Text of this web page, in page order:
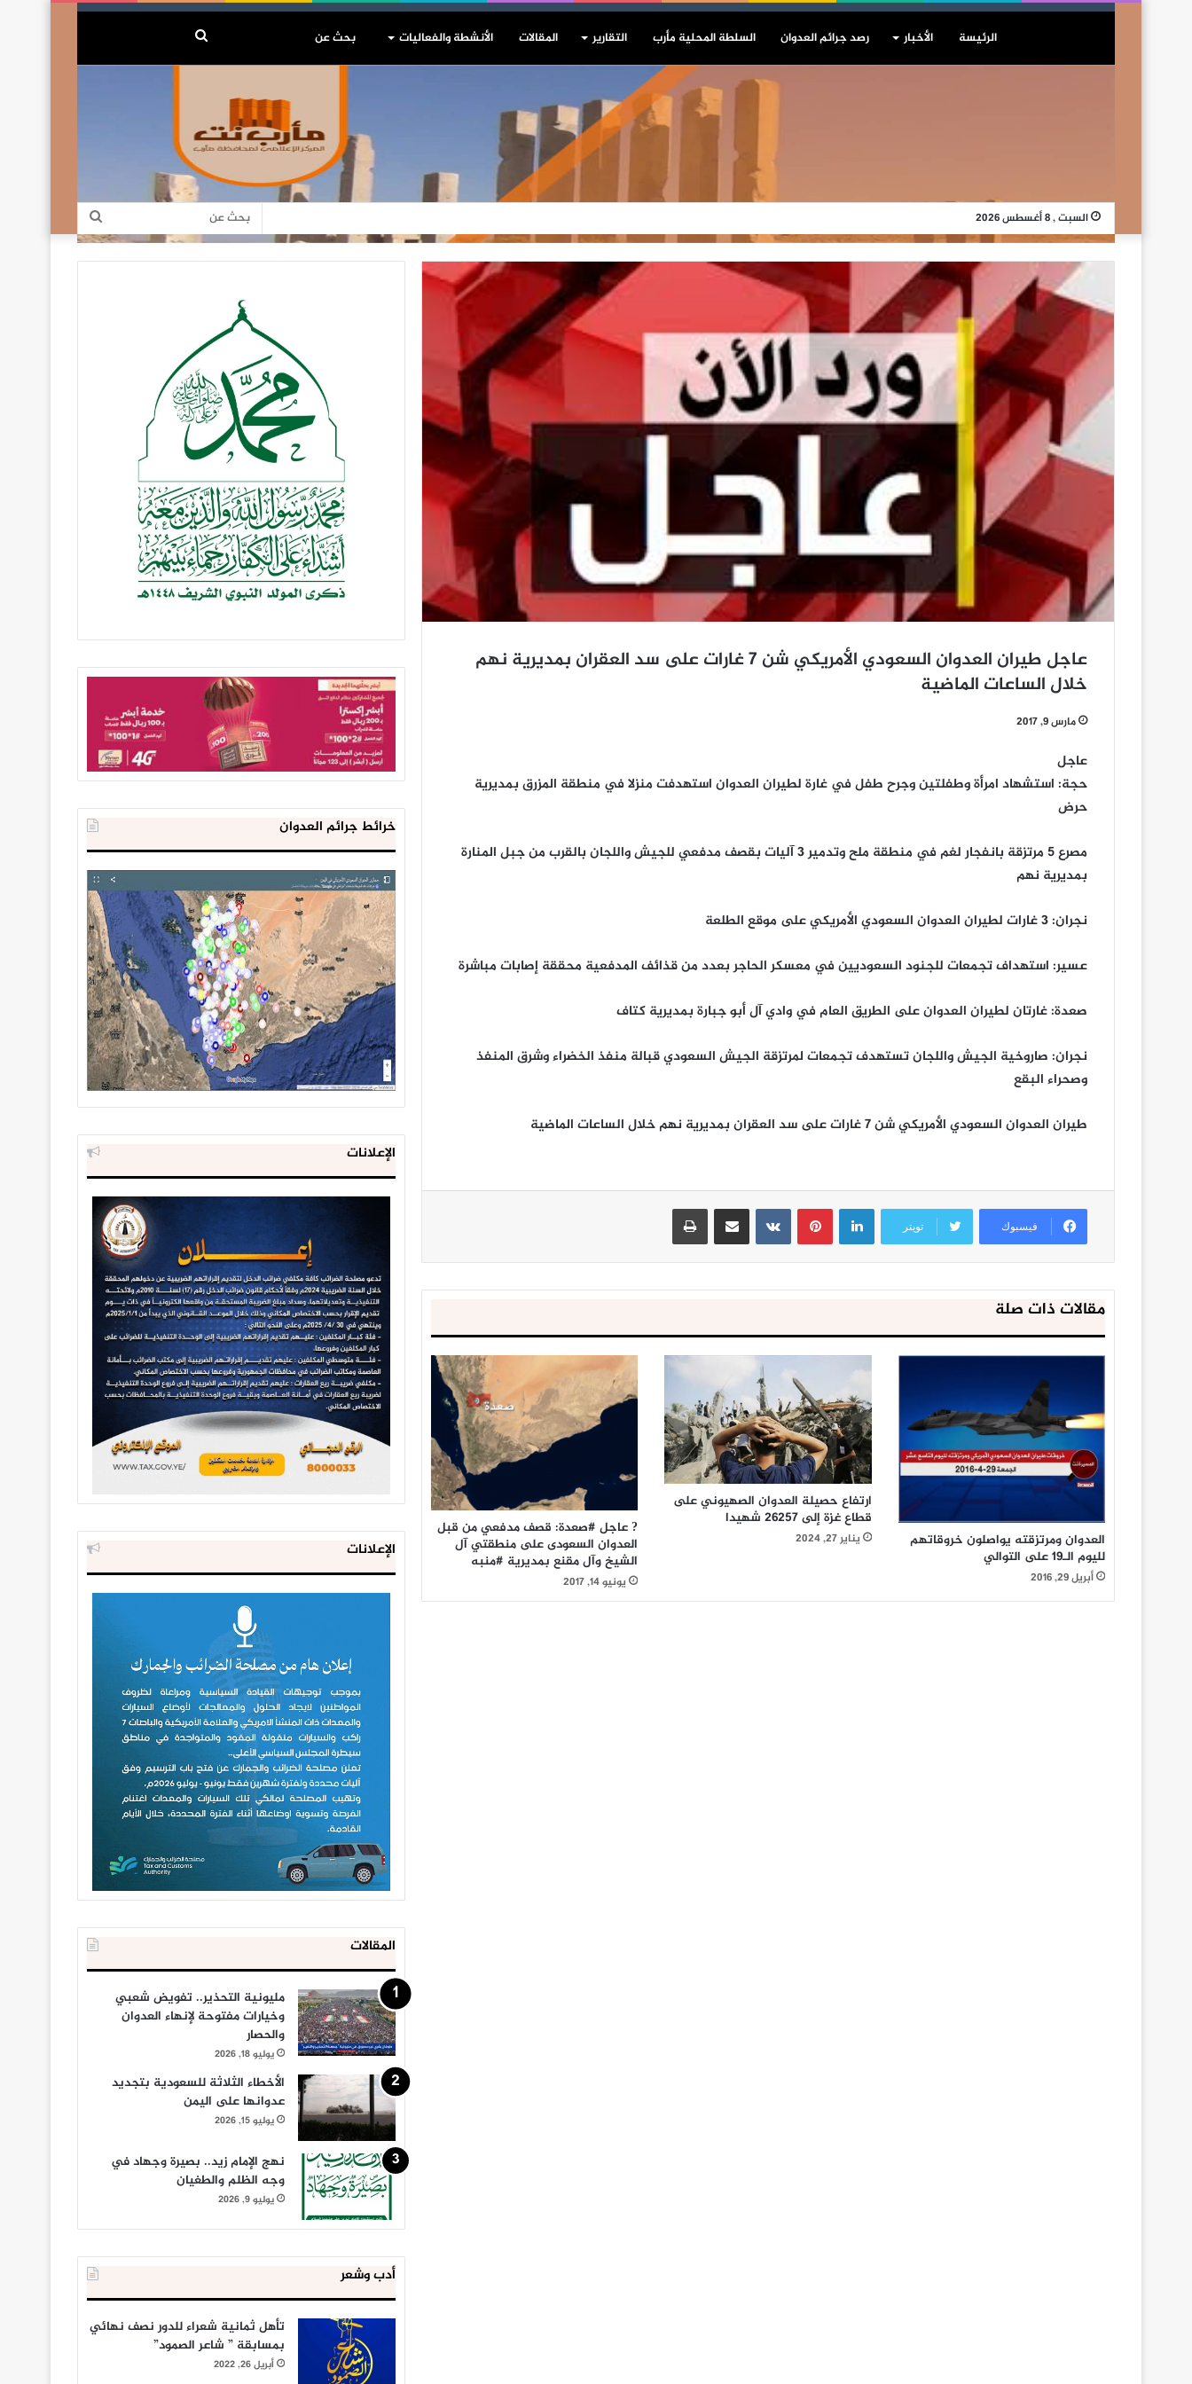
الرئيسة الأخبار رصد جرائم العدوان السلطة المحلية مأرب التقارير المقالات الأنشطة والفعاليات بحث
السبت , 8 أغسطس 2026
بحث
عن
عاجل طيران العدوان السعودي الأمريكي شن 7 غارات على سد العقران بمديرية نهم
خلال الساعات الماضية
مارس 9, 2017
عاجل
حجة: استشهاد امرأة وطفلتين وجرح طفل في غارة لطيران العدوان استهدفت منزلا في منطقة المزرق بمديرية
حرض
مصرع 5 مرتزقة بانفجار لغم في منطقة ملح وتدمير 3 آليات بقصف مدفعي للجيش واللجان بالقرب من جبل المنارة
بمديرية نهم
نجران: 3 غارات لطيران العدوان السعودي الأمريكي على موقع الطلعة
عسير: استهداف تجمعات للجنود السعوديين في معسكر الحاجر بعدد من قذائف المدفعية محققة إصابات مباشرة
صعدة: غارتان لطيران العدوان على الطريق العام في وادي آل أبو جبارة بمديرية كتاف
نجران: صاروخية الجيش واللجان تستهدف تجمعات لمرتزقة الجيش السعودي قبالة منفذ الخضراء وشرق المنفذ
وصحراء البقع
طيران العدوان السعودي الأمريكي شن 7 غارات على سد العقران بمديرية نهم خلال الساعات الماضية
فيسبوك تويتر
لينكدإنبينتيريست مشاركة عبر البريد طباعة
مقالات ذات صلة
العدوان ومرتزقته يواصلون خروقاتهم
لليوم الـ19 على التوالي
أبريل 29, 2016
ارتفاع حصيلة العدوان الصهيوني على
قطاع غزة إلى 26257 شهيدا
يناير 27, 2024
? عاجل #صعدة: قصف مدفعي من قبل
العدوان السعودى على منطقتي آل
الشيخ وآل مقنع بمديرية #منبه
يونيو 14, 2017
خرائط جرائم العدوان
الإعلانات
الإعلانات
المقالات
مليونية التحذير.. تفويض شعبي
وخيارات مفتوحة لإنهاء العدوان
والحصار
يوليو 18, 2026
الأخطاء الثلاثة للسعودية بتجديد
عدوانها على اليمن
يوليو 15, 2026
نهج الإمام زيد.. بصيرة وجهاد في
وجه الظلم والطغيان
يوليو 9, 2026
أدب وشعر
تأهل ثمانية شعراء للدور نصف نهائي
بمسابقة ” شاعر الصمود”
أبريل 26, 2022